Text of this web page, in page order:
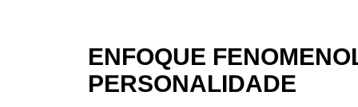
ENFOQUE
PERSONALIDADE